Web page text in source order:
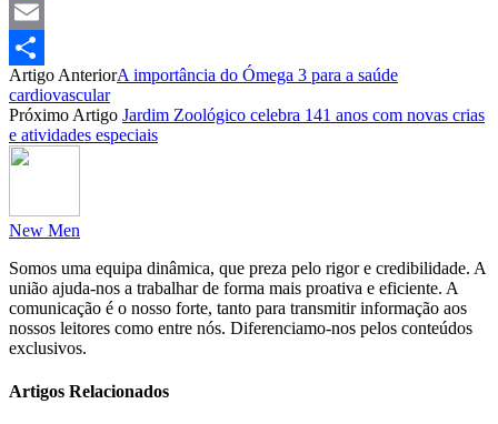
WhatsApp
Email
Partilhar
Artigo AnteriorA importância do Ómega 3 para a saúde
cardiovascular
Próximo Artigo Jardim Zoológico celebra 141 anos com novas crias
e atividades especiais
New Men
Somos uma equipa dinâmica, que preza pelo rigor e credibilidade. A
união ajuda-nos a trabalhar de forma mais proativa e eficiente. A
comunicação é o nosso forte, tanto para transmitir informação aos
nossos leitores como entre nós. Diferenciamo-nos pelos conteúdos
exclusivos.
Artigos Relacionados